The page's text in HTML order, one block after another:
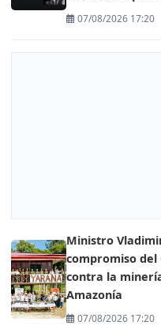
07/08/2026 17:20
Ministro
compromiso del
contra la
Amazonía
07/08/2026 17:20